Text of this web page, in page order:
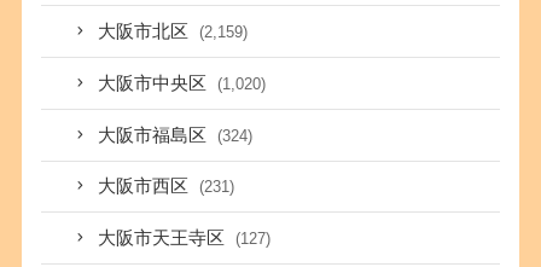
大阪市北区 (2,159)
大阪市中央区 (1,020)
大阪市福島区 (324)
大阪市西区 (231)
大阪市天王寺区 (127)